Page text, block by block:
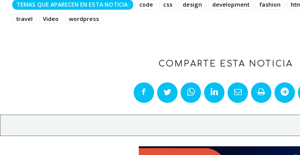
TEMAS QUE APARECEN EN ESTA NOTICIA: code css design development fashion
travel
Video wordpress
COMPARTE ESTA NOTICIA